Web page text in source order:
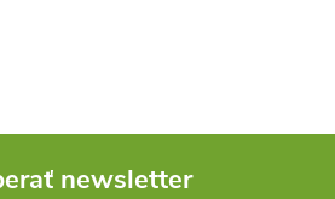
newsletter